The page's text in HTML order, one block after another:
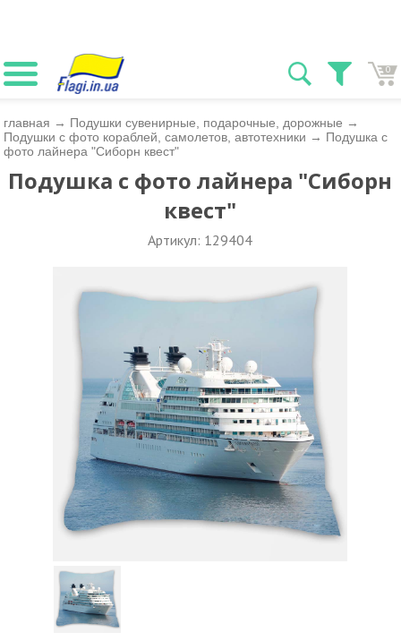
0
главная → Подушки сувенирные, подарочные, дорожные →
Подушки с фото кораблей, самолетов, автотехники → Подушка с
фото лайнера "Сиборн квест"
Подушка с фото лайнера "Сиборн
квест"
Артикул: 129404